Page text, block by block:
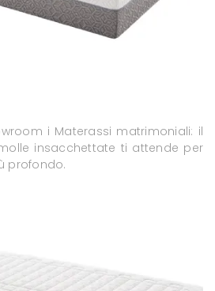
i Materassi matrimoniali: il
insacchettate ti attende per
profondo.